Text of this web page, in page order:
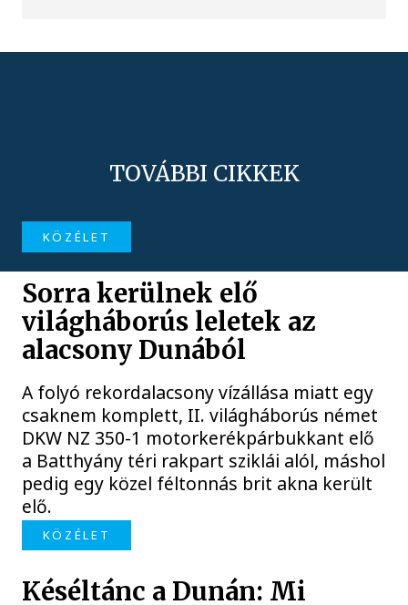
TOVÁBBI CIKKEK
KÖZÉLET
Sorra kerülnek elő
világháborús leletek az
alacsony Dunából
A folyó rekordalacsony vízállása miatt egy
csaknem komplett, II. világháborús német
DKW NZ 350-1 motorkerékpárbukkant elő
a Batthyány téri rakpart sziklái alól, máshol
pedig egy közel féltonnás brit akna került
elő.
KÖZÉLET
Késéltánc a Dunán: Mi